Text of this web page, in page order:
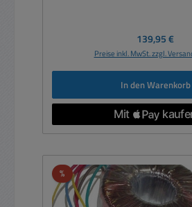
Regulärer Preis:
139,95 €
Preise inkl. MwSt. zzgl.
In den Warenkorb
%Rabatt